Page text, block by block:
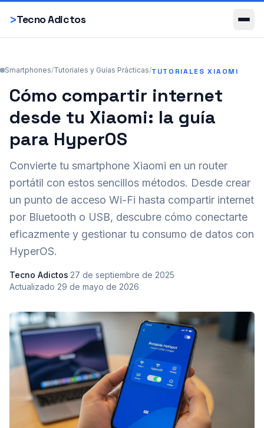
>Tecno Adictos
Smartphones
Smartphones/Tutoriales y Guías Prácticas/TUTORIALES XIAOMI
Cómo compartir internet
desde tu Xiaomi: la guía
para HyperOS
Convierte tu smartphone Xiaomi en un router
portátil con estos sencillos métodos. Desde crear
un punto de acceso Wi-Fi hasta compartir internet
por Bluetooth o USB, descubre cómo conectarte
eficazmente y gestionar tu consumo de datos con
HyperOS.
Tecno Adictos·27 de septiembre de 2025·
Actualizado 29 de mayo de 2026